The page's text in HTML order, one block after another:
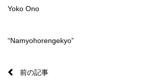
Yoko Ono
“Namyohorengekyo”
前の記事